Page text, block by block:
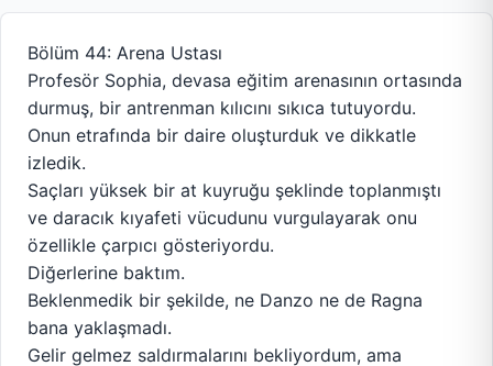
Bölüm 44: Arena Ustası
Profesör Sophia, devasa eğitim arenasının ortasında
durmuş, bir antrenman kılıcını sıkıca tutuyordu.
Onun etrafında bir daire oluşturduk ve dikkatle
izledik.
Saçları yüksek bir at kuyruğu şeklinde toplanmıştı
ve daracık kıyafeti vücudunu vurgulayarak onu
özellikle çarpıcı gösteriyordu.
Diğerlerine baktım.
Beklenmedik bir şekilde, ne Danzo ne de Ragna
bana yaklaşmadı.
Gelir gelmez saldırmalarını bekliyordum, ama